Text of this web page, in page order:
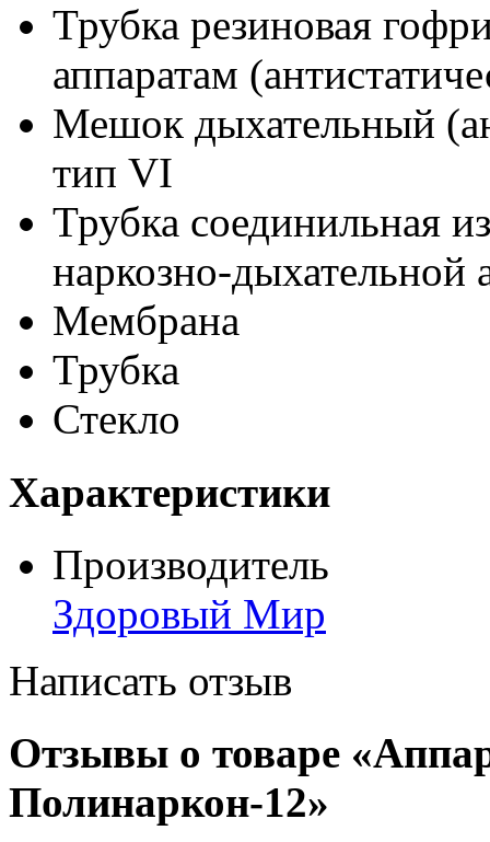
Трубка резиновая
аппаратам
Мешок дыхательный
тип VI
Трубка соединильная
наркозно-
Мембрана
Трубка
Стекло
Характеристики
Производитель
Здоровый Мир
Написать отзыв
Отзывы о товаре
Полинаркон-12»